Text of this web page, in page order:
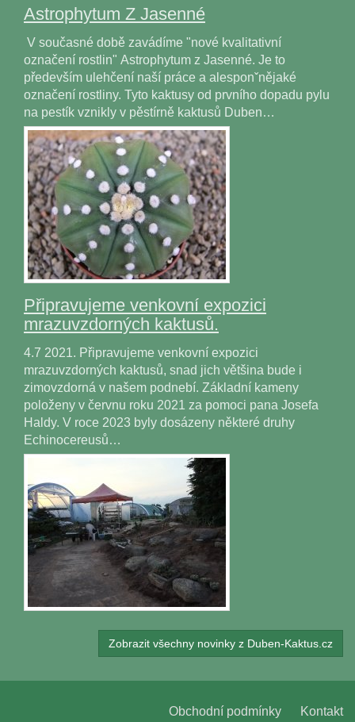
Astrophytum Z Jasenné
V současné době zavádíme "nové kvalitativní
označení rostlin" Astrophytum z Jasenné. Je to
především ulehčení naší práce a alesponˇnějaké
označení rostliny. Tyto kaktusy od prvního dopadu pylu
na pestík vznikly v pěstírně kaktusů Duben…
Připravujeme venkovní expozici
mrazuvzdorných kaktusů.
4.7 2021. Připravujeme venkovní expozici
mrazuvzdorných kaktusů, snad jich většina bude i
zimovzdorná v našem podnebí. Základní kameny
položeny v červnu roku 2021 za pomoci pana Josefa
Haldy. V roce 2023 byly dosázeny některé druhy
Echinocereusů…
Zobrazit všechny novinky z Duben-Kaktus.cz
Obchodní podmínky Kontakt